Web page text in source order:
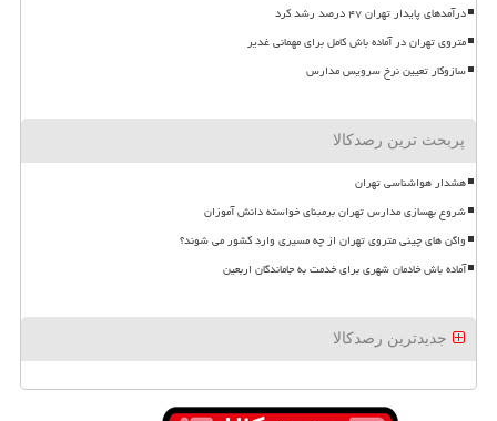
درآمدهای پایدار تهران ۴۷ درصد رشد کرد
متروی تهران در آماده باش کامل برای مهمانی غدیر
سازوکار تعیین نرخ سرویس مدارس
پربحث ترین رصدکالا
هشدار هواشناسی تهران
شروع بهسازی مدارس تهران برمبنای خواسته دانش آموزان
واگن های چینی متروی تهران از چه مسیری وارد کشور می شوند؟
آماده باش خادمان شهری برای خدمت به جاماندگان اربعین
جدیدترین رصدکالا